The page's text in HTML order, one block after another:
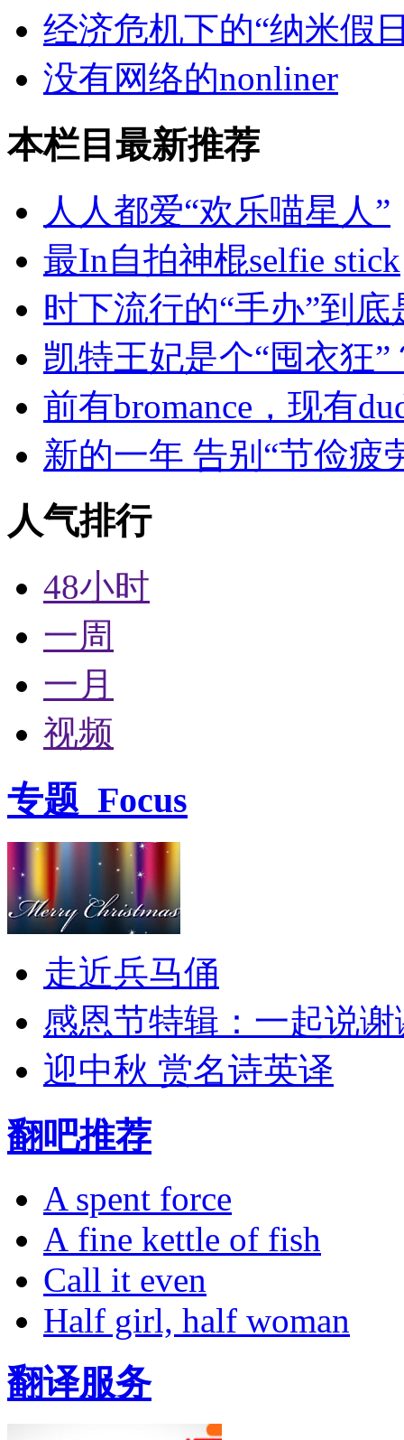
经济危机下的“纳米假
没有网络的nonliner
本栏目最新推荐
人人都爱“欢乐喵星人”
最In自拍神棍selfie stick
时下流行的“手办”到底
凯特王妃是个“囤衣狂”
前有bromance，现有
新的一年 告别“节俭疲
人气排行
48小时
一周
一月
视频
专题 Focus
走近兵马俑
感恩节特辑：一起说谢
迎中秋 赏名诗英译
翻吧推荐
A spent force
A fine kettle of fish
Call it even
Half girl, half woman
翻译服务